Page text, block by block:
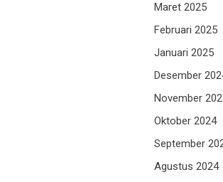
Maret 2025
Februari 2025
Januari 2025
Desember
November
Oktober 2024
September
Agustus 2024